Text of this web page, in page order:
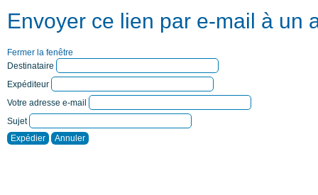
Envoyer ce lien par e-mail à un
Fermer la fenêtre
Destinataire
Expéditeur
Votre adresse e-mail
Sujet
Expédier
Annuler